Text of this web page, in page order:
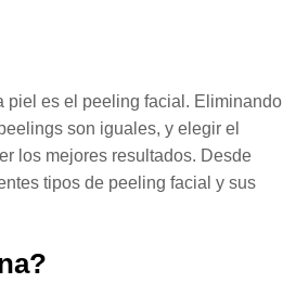
piel es el peeling facial. Eliminando
son iguales, y elegir el
los mejores resultados. Desde
tipos de peeling facial y sus